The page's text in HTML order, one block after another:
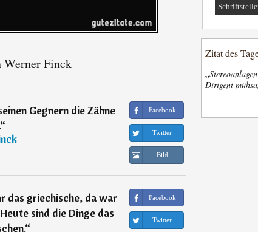
Finck
Gegnern die Zähne
“
Facebook
Twitter
Bild
das griechische, da war
sind die Dinge das
“
Facebook
Twitter
Zitat des
„
Dirigent